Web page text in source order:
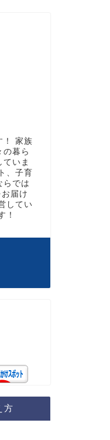
！ 家族
の暮ら
ていま
、子育
らでは
届け
してい
！
方